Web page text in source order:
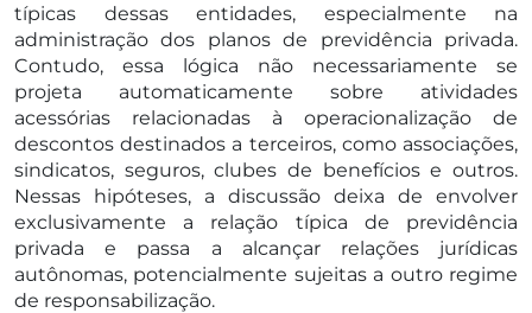
típicas dessas entidades, especialmente na
administração dos planos de previdência privada.
Contudo, essa lógica não necessariamente se
projeta automaticamente sobre atividades
acessórias relacionadas à operacionalização de
descontos destinados a terceiros, como associações,
sindicatos, seguros, clubes de benefícios e outros.
Nessas hipóteses, a discussão deixa de envolver
exclusivamente a relação típica de previdência
privada e passa a alcançar relações jurídicas
autônomas, potencialmente sujeitas a outro regime
de responsabilização.